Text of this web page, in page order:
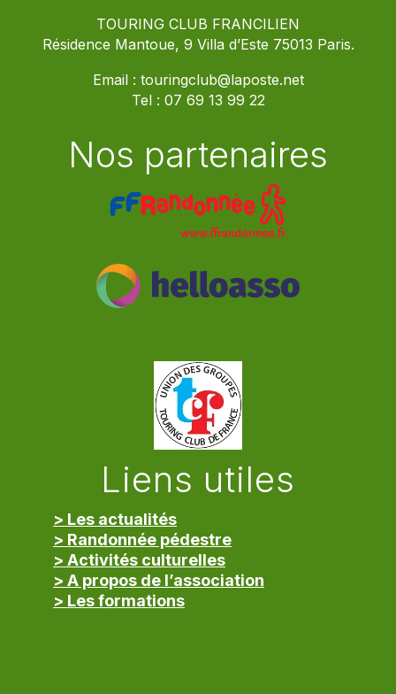
TOURING CLUB FRANCILIEN
Résidence Mantoue, 9 Villa d’Este 75013 Paris.
Email : touringclub@laposte.net
Tel : 07 69 13 99 22
Nos partenaires
Liens utiles
> Les actualités
> Randonnée pédestre
> Activités culturelles
> A propos de l’association
> Les formations